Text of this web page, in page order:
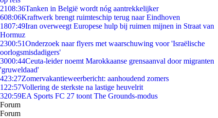
2108:36Tanken in België wordt nóg aantrekkelijker
608:06Kraftwerk brengt ruimteschip terug naar Eindhoven
1807:49Iran overweegt Europese hulp bij ruimen mijnen in Straat van
Hormuz
2300:51Onderzoek naar flyers met waarschuwing voor 'Israëlische
oorlogsmisdadigers'
3000:44Ceuta-leider noemt Marokkaanse grensaanval door migranten
'gruweldaad'
423:27Zomervakantieweerbericht: aanhoudend zomers
1 22:57Vollering de sterkste na lastige heuvelrit
320:59EA Sports FC 27 toont The Grounds-modus
Forum
Forum